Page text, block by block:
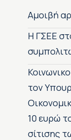
Αμοιβή
H ΓΣΕΕ
τον
10 ευρώ
σίτισης